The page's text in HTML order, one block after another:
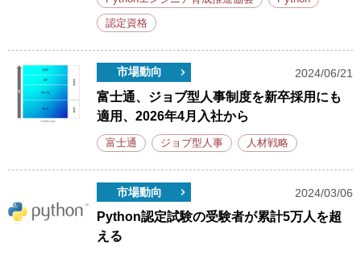
認定資格
市場動向 2024/06/21
富士通、ジョブ型人事制度を新卒採用にも
適用、2026年4月入社から
富士通 ジョブ型人事 人材戦略
市場動向 2024/03/06
Python認定試験の受験者が累計5万人を超
える